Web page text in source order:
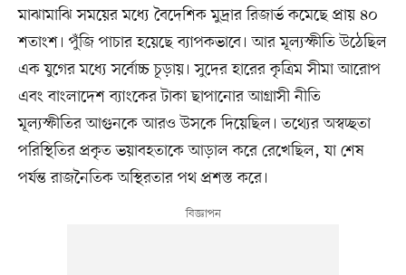
মাঝামাঝি সময়ের মধ্যে বৈদেশিক মুদ্রার রিজার্ভ কমেছে প্রায় ৪০
শতাংশ। পুঁজি পাচার হয়েছে ব্যাপকভাবে। আর মূল্যস্ফীতি উঠেছিল
এক যুগের মধ্যে সর্বোচ্চ চূড়ায়। সুদের হারের কৃত্রিম সীমা আরোপ
এবং বাংলাদেশ ব্যাংকের টাকা ছাপানোর আগ্রাসী নীতি
মূল্যস্ফীতির আগুনকে আরও উসকে দিয়েছিল। তথ্যের অস্বচ্ছতা
পরিস্থিতির প্রকৃত ভয়াবহতাকে আড়াল করে রেখেছিল, যা শেষ
পর্যন্ত রাজনৈতিক অস্থিরতার পথ প্রশস্ত করে।